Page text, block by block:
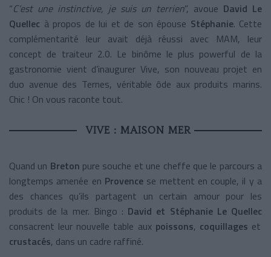
“C’est une instinctive, je suis un terrien”, avoue David Le
Quellec à propos de lui et de son épouse Stéphanie. Cette
complémentarité leur avait déjà réussi avec MAM, leur
concept de traiteur 2.0. Le binôme le plus powerful de la
gastronomie vient d’inaugurer Vive, son nouveau projet en
duo avenue des Ternes, véritable ôde aux produits marins.
Chic ! On vous raconte tout.
VIVE : MAISON MER
Quand un Breton pure souche et une cheffe que le parcours a
longtemps amenée en Provence se mettent en couple, il y a
des chances qu’ils partagent un certain amour pour les
produits de la mer. Bingo : David et Stéphanie Le Quellec
consacrent leur nouvelle table aux poissons, coquillages et
crustacés, dans un cadre raffiné.